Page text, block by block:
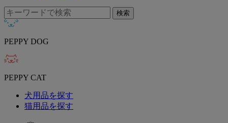
PEPPY DOG
PEPPY CAT
犬用品を探す
猫用品を探す